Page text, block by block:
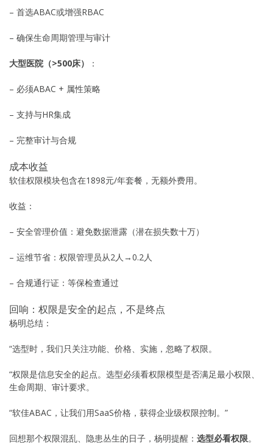
– 首选ABAC或增强RBAC
– 确保生命周期管理与审计
大型医院（>500床） ：
– 必须ABAC + 属性策略
– 支持与HR集成
– 完整审计与合规
成本收益
软佳权限模块包含在1898元/年套餐，无额外费用。
收益：
– 安全管理价值：避免数据泄露（潜在损失数十万）
– 运维节省：权限管理员从2人→0.2人
– 合规通行证：等保检查通过
回响：权限是安全的起点，不是终点
杨明总结：
“选型时，我们只关注功能、价格、实施，忽略了权限。
“权限是信息安全的起点。选型必须看权限模型是否满足最小权限、
生命周期、审计要求。
“软佳ABAC，让我们用SaaS价格，获得企业级权限控制。”
回想那个权限混乱、隐患丛生的日子，杨明提醒： 选型必看权限。